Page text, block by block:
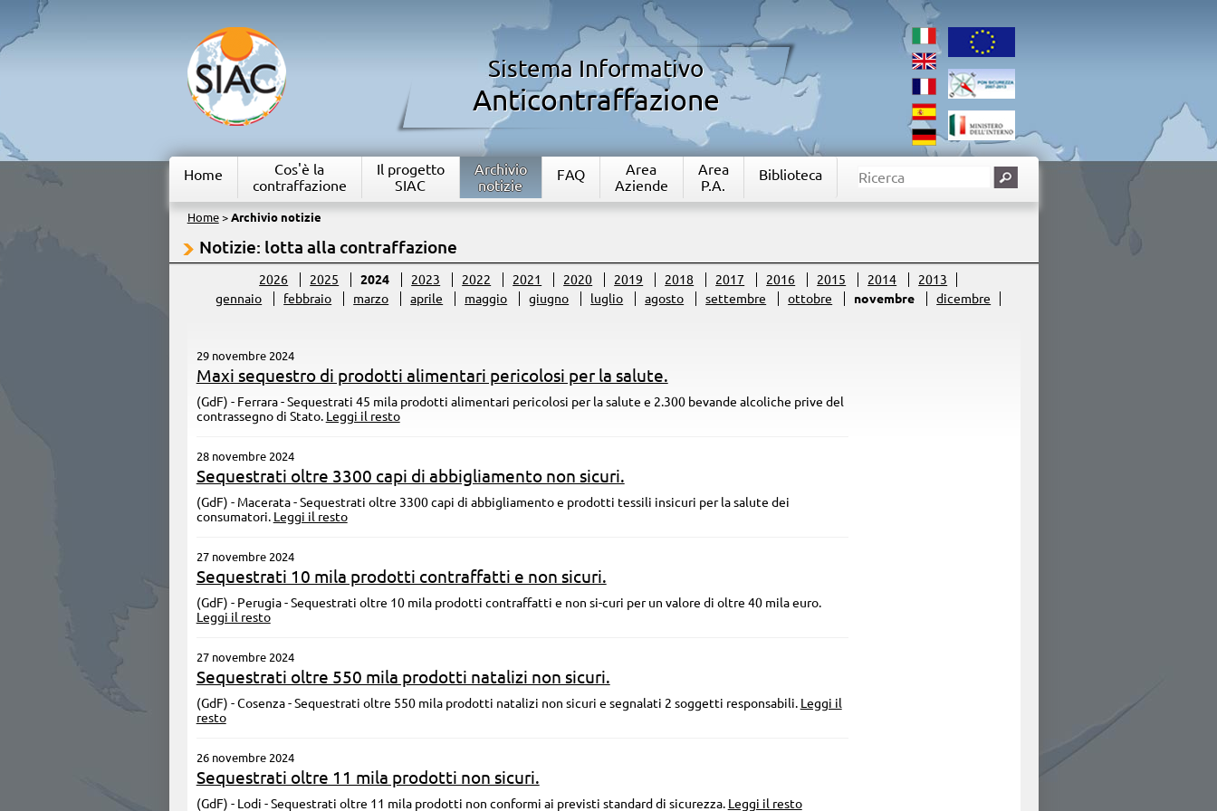
Sistema Informativo
Anticontraffazione
Home
Cos'è la
contraffazione
Il progetto
SIAC
Archivio
notizie
FAQ
Area
Aziende
Area
P.A.
Biblioteca
Home> Archivio notizie
Notizie: lotta alla contraffazione
2026 2025 2024 2023 2022 2021 2020 2019 2018 2017 2016 2015 2014
2013
gennaio
febbraio marzo aprile maggio giugno luglio agosto settembre ottobre novembre dicembre
29 novembre 2024
Maxi sequestro di prodotti alimentari pericolosi per la salute.
(GdF) - Ferrara - Sequestrati 45 mila prodotti alimentari pericolosi per la salute e 2.300 bevande alcoliche prive del
contrassegno di Stato. Leggi il resto
28 novembre 2024
Sequestrati oltre 3300 capi di abbigliamento non sicuri.
(GdF) - Macerata - Sequestrati oltre 3300 capi di abbigliamento e prodotti tessili insicuri per la salute dei
consumatori. Leggi il resto
27 novembre 2024
Sequestrati 10 mila prodotti contraffatti e non sicuri.
(GdF) - Perugia - Sequestrati oltre 10 mila prodotti contraffatti e non si-curi per un valore di oltre 40 mila euro.
Leggi il resto
27 novembre 2024
Sequestrati oltre 550 mila prodotti natalizi non sicuri.
(GdF) - Cosenza - Sequestrati oltre 550 mila prodotti natalizi non sicuri e segnalati 2 soggetti responsabili. Leggi il
resto
26 novembre 2024
Sequestrati oltre 11 mila prodotti non sicuri.
(GdF) - Lodi - Sequestrati oltre 11 mila prodotti non conformi ai previsti standard di sicurezza. Leggi il resto